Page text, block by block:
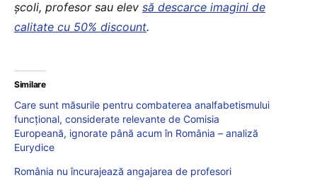
școli, profesor sau elev să descarce imagini de
calitate cu 50% discount.
Similare
Care sunt măsurile pentru combaterea analfabetismului
funcțional, considerate relevante de Comisia
Europeană, ignorate până acum în România – analiză
Eurydice
România nu încurajează angajarea de profesori